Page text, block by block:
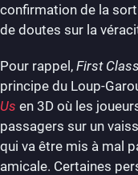
confirmation de la
de doutes sur la
Pour rappel, First
principe du Loup-
Us en 3D où les
passagers sur un
qui va être mis à mal
amicale. Certaines